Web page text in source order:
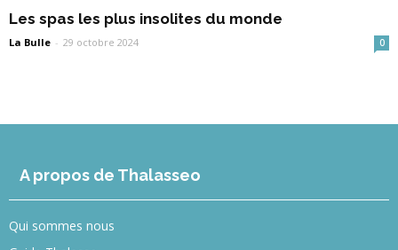
Les spas les plus insolites du monde
La Bulle - 29 octobre 2024 0
A propos de Thalasseo
Qui sommes nous